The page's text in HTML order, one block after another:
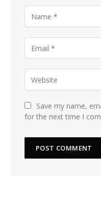
Save my name,
for the next time I